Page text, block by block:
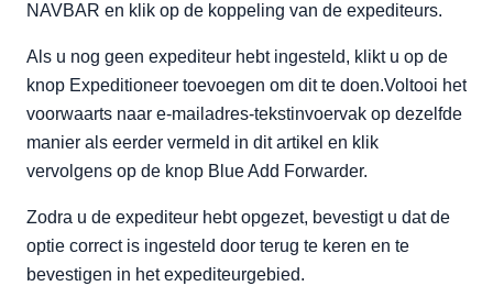
NAVBAR en klik op de koppeling van de expediteurs.
Als u nog geen expediteur hebt ingesteld, klikt u op de
knop Expeditioneer toevoegen om dit te doen.Voltooi het
voorwaarts naar e-mailadres-tekstinvoervak op dezelfde
manier als eerder vermeld in dit artikel en klik
vervolgens op de knop Blue Add Forwarder.
Zodra u de expediteur hebt opgezet, bevestigt u dat de
optie correct is ingesteld door terug te keren en te
bevestigen in het expediteurgebied.